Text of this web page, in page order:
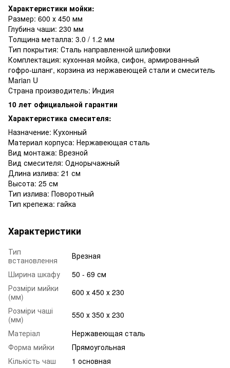
Характеристики мойки:
Размер: 600 х 450 мм
Глубина чаши: 230 мм
Толщина металла: 3.0 / 1.2 мм
Тип покрытия: Сталь направленной шлифовки
Комплектация: кухонная мойка, сифон, армированный
гофро-шланг, корзина из нержавеющей стали и смеситель
Marian U
Страна производитель: Индия
10 лет официальной гарантии
Характеристика смесителя:
Назначение: Кухонный
Материал корпуса: Нержавеющая сталь
Вид монтажа: Врезной
Вид смесителя: Однорычажный
Длина излива: 21 см
Высота: 25 см
Тип излива: Поворотный
Тип крепежа: гайка
Характеристики
Тип
встановлення
Врезная
Ширина шкафу
50 - 69 см
Розміри мийки
(мм)
600 х 450 х 230
Розміри чаші
(мм)
550 х 350 х 230
Матеріал
Нержавеющая сталь
Форма мийки
Прямоугольная
Кількість чаш
1 основная